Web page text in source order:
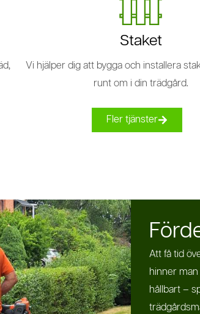
Staket
Vi hjälper dig att bygga och installera
runt om i din trädgård.
Fler tjänster
Att få tid
hinner
hållbart –